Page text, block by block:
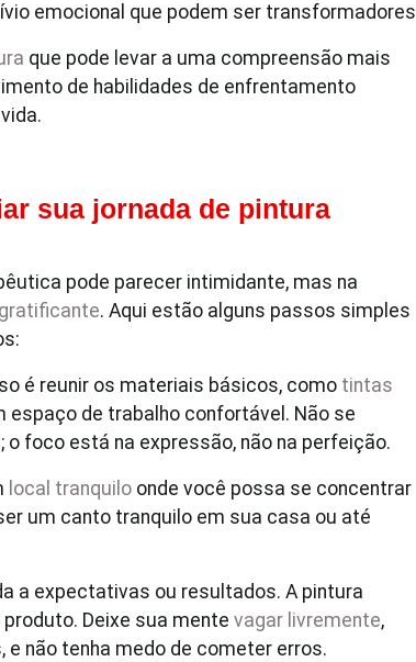
emocional que podem ser
que pode levar a uma compreensão mais
de habilidades de enfrentamento
sua jornada de pintura
pode parecer intimidante, mas na
. Aqui estão alguns passos simples
é reunir os materiais básicos, como tintas
espaço de trabalho confortável. Não se
foco está na expressão, não na perfeição.
local tranquilo onde você possa se concentrar
um canto tranquilo em sua casa ou até
a expectativas ou resultados. A pintura
Deixe sua mente vagar livremente,
não tenha medo de cometer erros.